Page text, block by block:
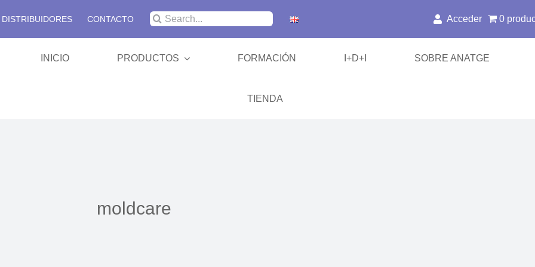
DISTRIBUIDORES CONTACTO Buscar: Acceder 0
INICIO PRODUCTOS FORMACIÓN I+D+I SOBRE ANATGE
TIENDA
moldcare